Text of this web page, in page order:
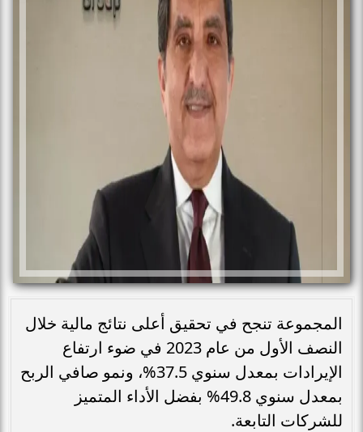
المجموعة تنجح في تحقيق أعلى نتائج مالية خلال
النصف الأول من عام 2023 في ضوء ارتفاع
الإيرادات بمعدل سنوي 37.5%، ونمو صافي الربح
بمعدل سنوي 49.8% بفضل الأداء المتميز
للشركات التابعة.